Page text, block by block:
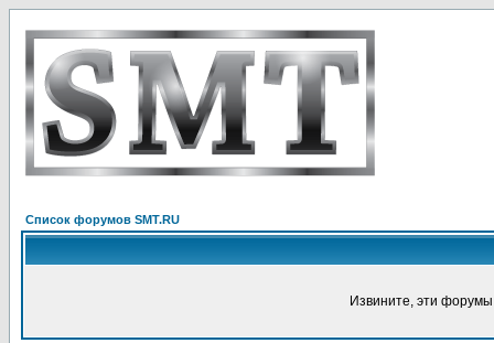
Список форумов SMT.RU
Извините, эти